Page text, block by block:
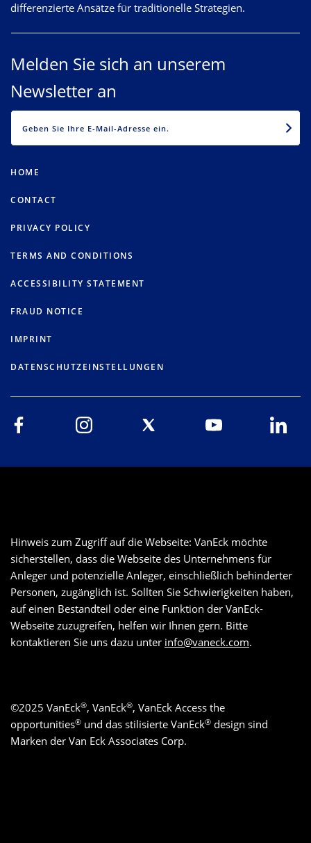
differenzierte Ansätze für traditionelle Strategien.
Melden Sie sich an unserem
Newsletter an
HOME
CONTACT
PRIVACY POLICY
TERMS AND CONDITIONS
ACCESSIBILITY STATEMENT
FRAUD NOTICE
IMPRINT
DATENSCHUTZEINSTELLUNGEN
Hinweis zum Zugriff auf die Webseite: VanEck möchte
sicherstellen, dass die Webseite des Unternehmens für
Anleger und potenzielle Anleger, einschließlich behinderter
Personen, zugänglich ist. Sollten Sie Schwierigkeiten haben,
auf einen Bestandteil oder eine Funktion der VanEck-
Webseite zuzugreifen, helfen wir Ihnen gern. Bitte
kontaktieren Sie uns dazu unter info@vaneck.com.
©2025 VanEck®, VanEck®, VanEck Access the
opportunities® und das stilisierte VanEck® design sind
Marken der Van Eck Associates Corp.